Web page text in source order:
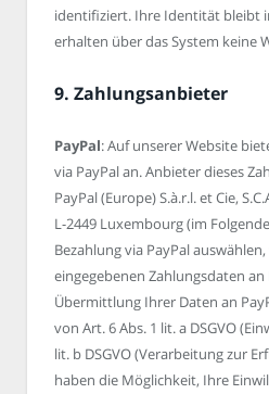
identifiziert. Ihre Identität bleibt
erhalten über das System keine
9. Zahlungsanbieter
PayPal: Auf unserer Website
via PayPal an. Anbieter dieses
PayPal (Europe) S.à.r.l. et Cie,
L-2449 Luxembourg (im
Bezahlung via PayPal
eingegebenen Zahlungsdaten
Übermittlung Ihrer Daten an
von Art. 6 Abs. 1 lit. a DSGVO
lit. b DSGVO (Verarbeitung zur
haben die Möglichkeit, Ihre